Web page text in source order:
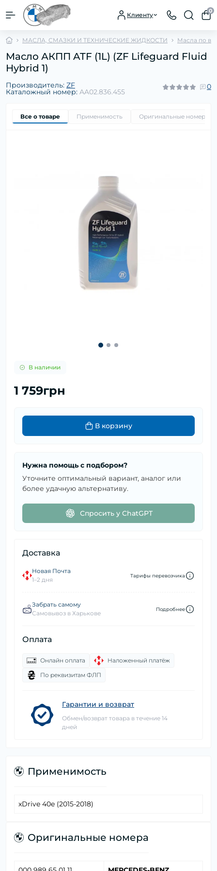
Клиенту
0
МАСЛА, СМАЗКИ И ТЕХНИЧЕСКИЕ ЖИДКОСТИ Масла по
Масло АКПП ATF (1L) (ZF Lifeguard Fluid
Hybrid 1)
Производитель: ZF
Каталожный номер: AA02.836.455
0
Все о товаре Применимость Оригинальные номера
В наличии
1 759грн
В корзину
Нужна помощь с подбором?
Уточните оптимальный вариант, аналог или
более удачную альтернативу.
Спросить у ChatGPT
Доставка
Новая Почта
1–2 дня
Тарифы перевозчика
Забрать самому
Самовывоз в Харькове
Подробнее
Оплата
Онлайн оплата
Наложенный платёж
По реквизитам ФЛП
Гарантии и возврат
Обмен/возврат товара в течение 14
дней
Применимость
xDrive 40e (2015-2018)
Оригинальные номера